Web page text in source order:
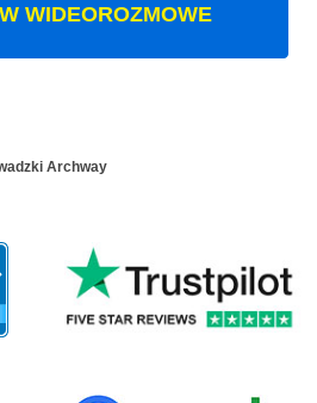
WIDEOROZMOWE
Archway